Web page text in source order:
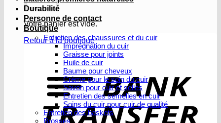
Votre panier est vide.
Retour à la boutique
Durabilité
Personne de contact
Boutique
Entretien des chaussures et du cuir
Imprégnation du cuir
Graisse pour joints
Huile de cuir
Baume pour cheveux
Crème pour le soin du cuir
Savon pour cuir et selles
Entretien des semelles en cuir
Soins du cuir pour cuir de qualité
Entretien des baskets
Brosses